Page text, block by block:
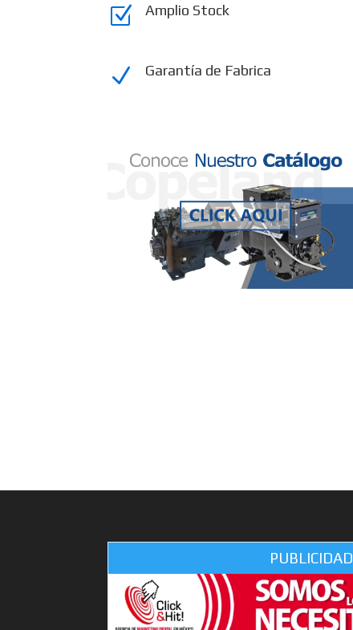
Z Amplio Stock
N Garantía de Fabrica
PUBLICIDAD